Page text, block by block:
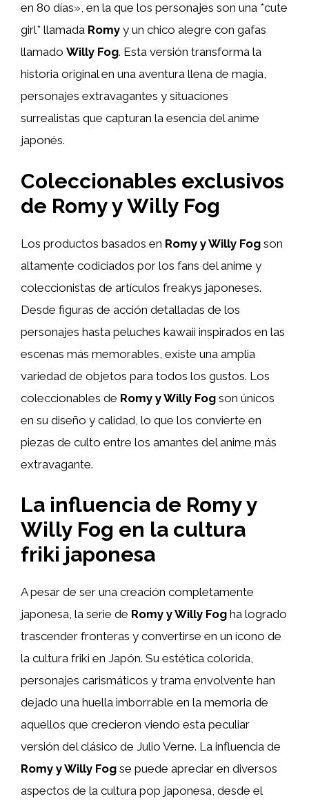
en 80 días», en la que los personajes son una *cute
girl* llamada Romy y un chico alegre con gafas
llamado Willy Fog. Esta versión transforma la
historia original en una aventura llena de magia,
personajes extravagantes y situaciones
surrealistas que capturan la esencia del anime
japonés.
Coleccionables exclusivos
de Romy y Willy Fog
Los productos basados en Romy y Willy Fog son
altamente codiciados por los fans del anime y
coleccionistas de artículos freakys japoneses.
Desde figuras de acción detalladas de los
personajes hasta peluches kawaii inspirados en las
escenas más memorables, existe una amplia
variedad de objetos para todos los gustos. Los
coleccionables de Romy y Willy Fog son únicos
en su diseño y calidad, lo que los convierte en
piezas de culto entre los amantes del anime más
extravagante.
La influencia de Romy y
Willy Fog en la cultura
friki japonesa
A pesar de ser una creación completamente
japonesa, la serie de Romy y Willy Fog ha logrado
trascender fronteras y convertirse en un ícono de
la cultura friki en Japón. Su estética colorida,
personajes carismáticos y trama envolvente han
dejado una huella imborrable en la memoria de
aquellos que crecieron viendo esta peculiar
versión del clásico de Julio Verne. La influencia de
Romy y Willy Fog se puede apreciar en diversos
aspectos de la cultura pop japonesa, desde el